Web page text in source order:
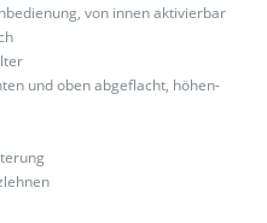
von innen aktivierbar
und oben abgeflacht, höhen-